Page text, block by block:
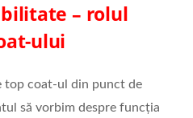
– rolul
ului
top coat-ul din punct de
să vorbim despre funcția